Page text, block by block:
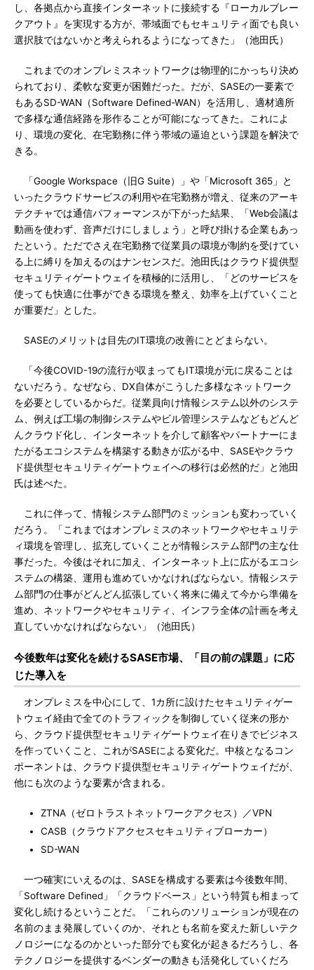
し、各拠点から直接インターネットに接続する『ローカルブレー
クアウト』を実現する方が、帯域面でもセキュリティ面でも良い
選択肢ではないかと考えられるようになってきた」（池田氏）
これまでのオンプレミスネットワークは物理的にかっちり決め
られており、柔軟な変更が困難だった。だが、SASEの一要素で
もあるSD-WAN（Software Defined-WAN）を活用し、適材適所
で多様な通信経路を形作ることが可能になってきた。これによ
り、環境の変化、在宅勤務に伴う帯域の逼迫という課題を解決で
きる。
「Google Workspace（旧G Suite）」や「Microsoft 365」と
いったクラウドサービスの利用や在宅勤務が増え、従来のアーキ
テクチャでは通信パフォーマンスが下がった結果、「Web会議は
動画を使わず、音声だけにしましょう」と呼び掛ける企業もあっ
たという。ただでさえ在宅勤務で従業員の環境が制約を受けてい
る上に縛りを加えるのはナンセンスだ。池田氏はクラウド提供型
セキュリティゲートウェイを積極的に活用し、「どのサービスを
使っても快適に仕事ができる環境を整え、効率を上げていくこと
が重要だ」とした。
SASEのメリットは目先のIT環境の改善にとどまらない。
「今後COVID-19の流行が収まってもIT環境が元に戻ることは
ないだろう。なぜなら、DX自体がこうした多様なネットワーク
を必要としているからだ。従業員向け情報システム以外のシステ
ム、例えば工場の制御システムやビル管理システムなどもどんど
んクラウド化し、インターネットを介して顧客やパートナーにま
たがるエコシステムを構築する動きが広がる中、SASEやクラウ
ド提供型セキュリティゲートウェイへの移行は必然的だ」と池田
氏は述べた。
これに伴って、情報システム部門のミッションも変わっていく
だろう。「これまではオンプレミスのネットワークやセキュリテ
ィ環境を管理し、拡充していくことが情報システム部門の主な仕
事だった。今後はそれに加え、インターネット上に広がるエコシ
ステムの構築、運用も進めていかなければならない。情報システ
ム部門の仕事がどんどん拡張していく将来に備えて今から準備を
進め、ネットワークやセキュリティ、インフラ全体の計画を考え
直していかなければならない」（池田氏）
今後数年は変化を続けるSASE市場、「目の前の課題」に応
じた導入を
オンプレミスを中心にして、1カ所に設けたセキュリティゲー
トウェイ経由で全てのトラフィックを制御していく従来の形か
ら、クラウド提供型セキュリティゲートウェイ在りきでビジネス
を作っていくこと、これがSASEによる変化だ。中核となるコン
ポーネントは、クラウド提供型セキュリティゲートウェイだが、
他にも次のような要素が含まれる。
ZTNA（ゼロトラストネットワークアクセス）／VPN
CASB（クラウドアクセスセキュリティブローカー）
SD-WAN
一つ確実にいえるのは、SASEを構成する要素は今後数年間、
「Software Defined」「クラウドベース」という特質も相まって
変化し続けるということだ。「これらのソリューションが現在の
名前のまま発展していくのか、それとも名前を変えた新しいテク
ノロジーになるのかといった部分でも変化が起きるだろうし、各
テクノロジーを提供するベンダーの動きも活発化していくだろ